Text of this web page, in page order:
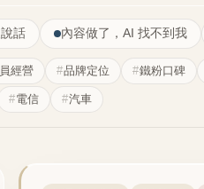
話 內容做了，AI 找不到我
經營 品牌定位 鐵粉口碑
電信 汽車